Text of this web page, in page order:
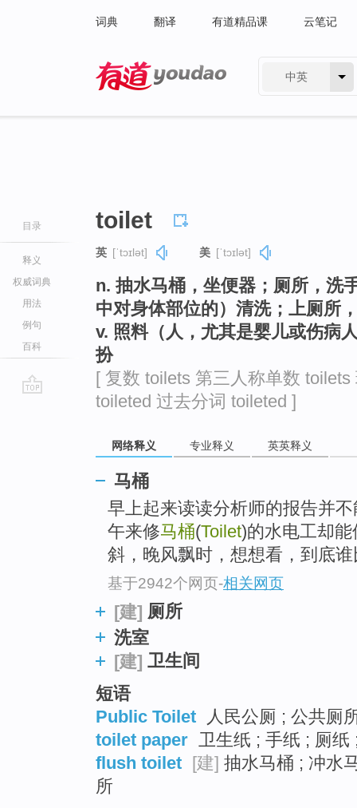
词典 翻译 有道精品课 云笔记
中英
目录
释义
权威词典
用法
例句
百科
toilet
英 [ˈtɔɪlət] 美 [ˈtɔɪlət]
n. 抽水马桶，坐便器；厕所，洗
中对身体部位的）清洗；上厕所
v. 照料（人，尤其是婴儿或伤病
扮
[ 复数 toilets 第三人称单数
toileted 过去分词 toileted ]
网络释义 专业释义 英英释义
马桶
早上起来读读分析师的报告并
午来修马桶(Toilet)的水电工却
斜，晚风飘时，想想看，到底
基于2942个网页-相关网页
[建] 厕所
洗室
[建] 卫生间
短语
Public Toilet
人民公厕 ; 公共厕
toilet paper 卫生纸 ; 手纸 ; 厕纸
flush toilet [建] 抽水马桶 ; 冲水
所